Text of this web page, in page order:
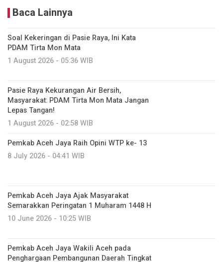
Baca Lainnya
Soal Kekeringan di Pasie Raya, Ini Kata
PDAM Tirta Mon Mata
1 August 2026 - 05:36 WIB
Pasie Raya Kekurangan Air Bersih,
Masyarakat: PDAM Tirta Mon Mata Jangan
Lepas Tangan!
1 August 2026 - 02:58 WIB
Pemkab Aceh Jaya Raih Opini WTP ke- 13
8 July 2026 - 04:41 WIB
Pemkab Aceh Jaya Ajak Masyarakat
Semarakkan Peringatan 1 Muharam 1448 H
10 June 2026 - 10:25 WIB
Pemkab Aceh Jaya Wakili Aceh pada
Penghargaan Pembangunan Daerah Tingkat